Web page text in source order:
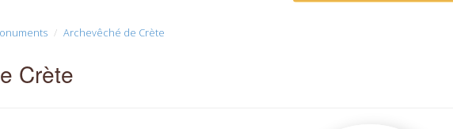
Archevêché de Crète
Crète